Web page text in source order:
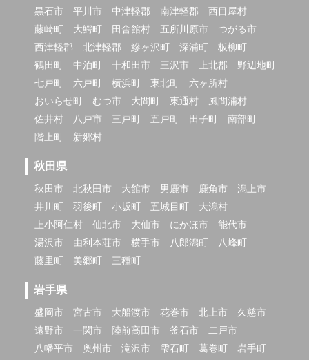
黒石市
平川市 中津軽郡 南津軽郡
西目屋村
藤崎町
大鰐町 田舎館村 五所川原市
つがる市
西津軽郡
北津軽郡 鰺ヶ沢町 深浦町
板柳町
鶴田町
中泊町 十和田市 三沢市 上北郡
野辺地町
七戸町
六戸町 横浜町 東北町
六ヶ所村
おいらせ町
むつ市 大間町 東通村
風間浦村
佐井村
八戸市 三戸町 五戸町 田子町
南部町
階上町
新郷村
秋田県
秋田市 北秋田市 大館市 男鹿市 鹿角市
潟上市
井川町
羽後町 小坂町 五城目町
大潟村
上小阿仁村
仙北市 大仙市 にかほ市
能代市
湯沢市
由利本荘市 横手市 八郎潟町
八峰町
藤里町
美郷町 三種町
岩手県
盛岡市 宮古市 大船渡市 花巻市 北上市
久慈市
遠野市
一関市 陸前高田市 釜石市
二戸市
八幡平市
奥州市 滝沢市 雫石町 葛巻町
岩手町